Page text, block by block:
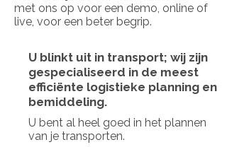
met ons op voor een demo, online of
live, voor een beter begrip.
U blinkt uit in transport; wij zijn
gespecialiseerd in de meest
efficiënte logistieke planning en
bemiddeling.
U bent al heel goed in het plannen
van je transporten.